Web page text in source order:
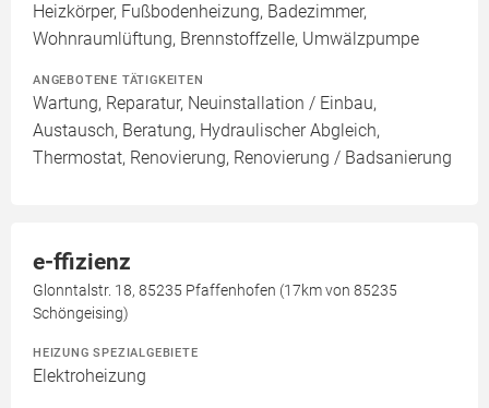
Heizkörper, Fußbodenheizung, Badezimmer,
Wohnraumlüftung, Brennstoffzelle, Umwälzpumpe
ANGEBOTENE TÄTIGKEITEN
Wartung, Reparatur, Neuinstallation / Einbau,
Austausch, Beratung, Hydraulischer Abgleich,
Thermostat, Renovierung, Renovierung / Badsanierung
e-ffizienz
Glonntalstr. 18, 85235 Pfaffenhofen (17km von 85235
Schöngeising)
HEIZUNG SPEZIALGEBIETE
Elektroheizung